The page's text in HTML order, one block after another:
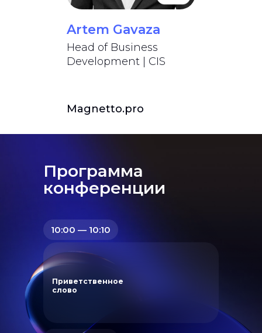
Artem Gavaza
Head of Business
Development | CIS
Magnetto.pro
10:00 ― 10:10
Приветственное
слово
Программа
конференции